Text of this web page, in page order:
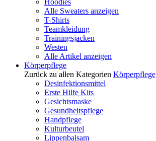
Hoodies
Alle Sweaters anzeigen
T-Shirts
Teamkleidung
Trainingsjacken
Westen
Alle Artikel anzeigen
Körperpflege
Zurück zu allen Kategorien Körperpflege
Desinfektionsmittel
Erste Hilfe Kits
Gesichtsmaske
Gesundheitspflege
Handpflege
Kulturbeutel
Lippenbalsam